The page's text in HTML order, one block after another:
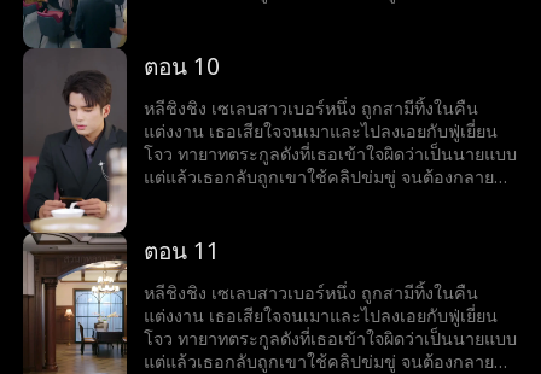
ตอน 10
หลีชิงชิง เซเลบสาวเบอร์หนึ่ง ถูกสามีทิ้งในคืน
แต่งงาน เธอเสียใจจนเมาและไปลงเอยกับฟู่เยี่ยน
โจว ทายาทตระกูลดังที่เธอเข้าใจผิดว่าเป็นนายแบบ
แต่แล้วเธอกลับถูกเขาใช้คลิปข่มขู่ จนต้องกลายมา
ตอน 11
หลีชิงชิง เซเลบสาวเบอร์หนึ่ง ถูกสามีทิ้งในคืน
แต่งงาน เธอเสียใจจนเมาและไปลงเอยกับฟู่เยี่ยน
โจว ทายาทตระกูลดังที่เธอเข้าใจผิดว่าเป็นนายแบบ
แต่แล้วเธอกลับถูกเขาใช้คลิปข่มขู่ จนต้องกลายมา